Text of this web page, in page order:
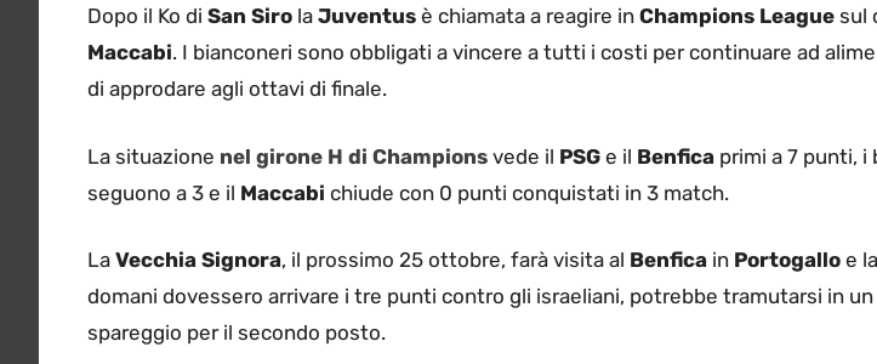
Dopo il Ko di San Siro la Juventus è chiamata a reagire in Champions League sul
Maccabi. I bianconeri sono obbligati a vincere a tutti i costi per continuare ad
di approdare agli ottavi di finale.
La situazione nel girone H di Champions vede il PSG e il Benfica primi a 7 punti, i
seguono a 3 e il Maccabi chiude con 0 punti conquistati in 3 match.
La Vecchia Signora, il prossimo 25 ottobre, farà visita al Benfica in Portogallo e
domani dovessero arrivare i tre punti contro gli israeliani, potrebbe tramutarsi in
spareggio per il secondo posto.